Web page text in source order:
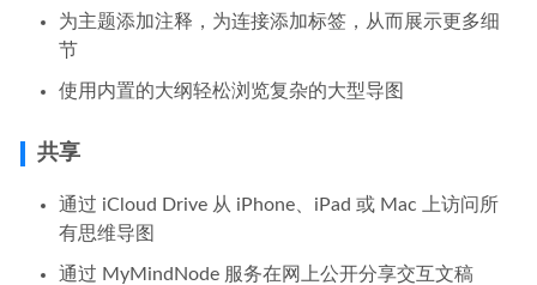
为主题添加注释，为连接添加标签，从而展示更多细
节
使用内置的大纲轻松浏览复杂的大型导图
共享
通过 iCloud Drive 从 iPhone、iPad 或 Mac 上访问所
有思维导图
通过 MyMindNode 服务在网上公开分享交互文稿